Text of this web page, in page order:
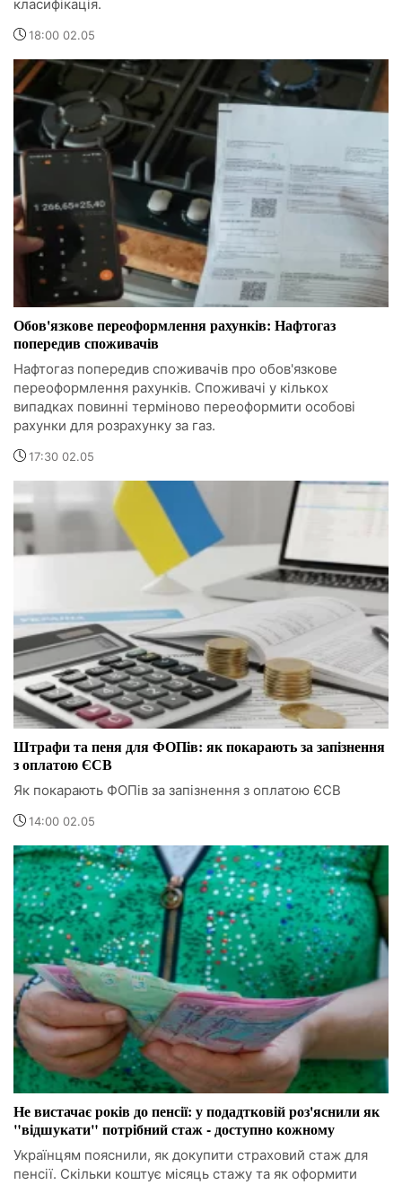
класифікація.
18:00 02.05
Обов'язкове переоформлення рахунків: Нафтогаз
попередив споживачів
Нафтогаз попередив споживачів про обов'язкове
переоформлення рахунків. Споживачі у кількох
випадках повинні терміново переоформити особові
рахунки для розрахунку за газ.
17:30 02.05
Штрафи та пеня для ФОПів: як покарають за запізнення
з оплатою ЄСВ
Як покарають ФОПів за запізнення з оплатою ЄСВ
14:00 02.05
Не вистачає років до пенсії: у подадтковій роз'яснили як
"відшукати" потрібний стаж - доступно кожному
Українцям пояснили, як докупити страховий стаж для
пенсії. Скільки коштує місяць стажу та як оформити